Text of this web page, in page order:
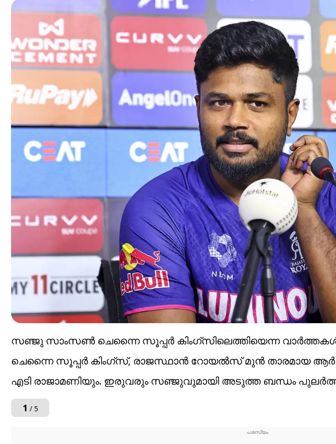
സഞ്ജു സാംസൺ ചെന്നൈ സൂപ്പർ കിംഗ്സിലെത്തിയെന്ന വാർത്തകൾ
ചെന്നൈ സൂപ്പർ കിംഗ്സ്, രാജസ്ഥാൻ റോയൽസ് മുൻ താരമായ ആർ
എടി രാജാമണിയും. ഇരുവരും സഞ്ജുവുമായി അടുത്ത ബന്ധം
1 / 5